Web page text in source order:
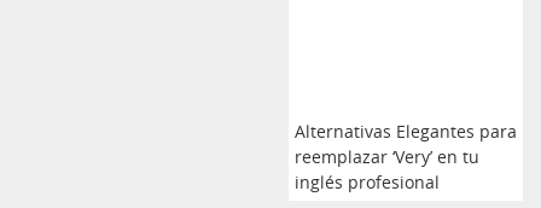
Alternativas Elegantes para
reemplazar ‘Very’ en tu
inglés profesional